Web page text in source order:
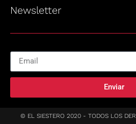
Newsletter
Enviar
© EL SIESTERO 2020 - TODOS LOS